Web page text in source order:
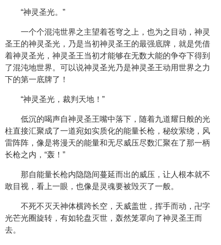
“神灵圣光。”
一个个混沌世界之主望着苍穹之上，也为之目动，神灵
圣王的神灵圣光，乃是当初神灵圣王的最强底牌，就是凭借
着神灵圣光，神灵圣王当初才能够在无数大能的争夺下得到
了混沌地世界。可以说神灵圣光乃是神灵圣王动用世界之力
下的第一底牌了！
“神灵圣光，裁判天地！”
低沉的喝声自神灵圣王嘴中落下，随着九道耀日般的光
柱直接汇聚成了一道宛如实质化的能量长枪，秘纹萦绕，风
雷阵阵，像是将漫天的能量和无尽威压尽数汇聚在了那一柄
长枪之内，“轰！”
那自能量长枪内隐隐间蔓延而出的威压，让人根本就不
敢目视，看上一眼，也像是灵魂要被毁灭了一般。
不死不灭天神体横跨长空，天威盖世，挥手而动，卍字
光芒光圈旋转，有如轮盘灭世，轰然笼罩向了神灵圣王而
去。